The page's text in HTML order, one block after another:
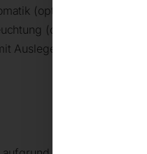
(optional)
(optional)
Ausleger